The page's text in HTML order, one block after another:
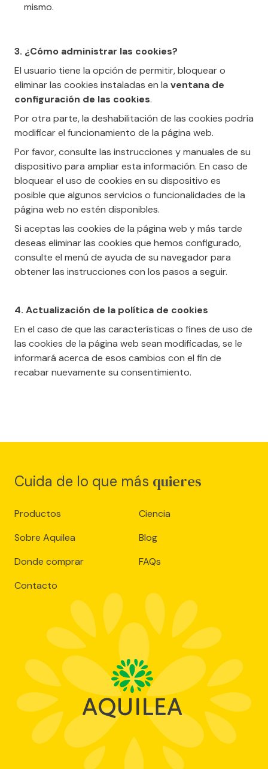
mismo.
3. ¿Cómo administrar las cookies?
El usuario tiene la opción de permitir, bloquear o
eliminar las cookies instaladas en la ventana de
configuración de las cookies.
Por otra parte, la deshabilitación de las cookies podría
modificar el funcionamiento de la página web.
Por favor, consulte las instrucciones y manuales de su
dispositivo para ampliar esta información. En caso de
bloquear el uso de cookies en su dispositivo es
posible que algunos servicios o funcionalidades de la
página web no estén disponibles.
Si aceptas las cookies de la página web y más tarde
deseas eliminar las cookies que hemos configurado,
consulte el menú de ayuda de su navegador para
obtener las instrucciones con los pasos a seguir.
4. Actualización de la política de cookies
En el caso de que las características o fines de uso de
las cookies de la página web sean modificadas, se le
informará acerca de esos cambios con el fin de
recabar nuevamente su consentimiento.
Cuida de lo que más quieres
Productos
Ciencia
Sobre Aquilea
Blog
Donde comprar
FAQs
Contacto